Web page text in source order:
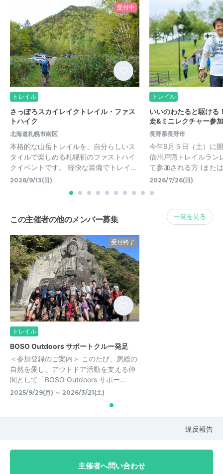
受付中
トレイル
さっぽろスカイレイクトレイル・ファス
トハイク
北海道札幌市南区
本格的な山岳トレイルを、自分らしいス
タイルで楽しめる札幌初のファストハイ
クイベントです。 軽快な装備でトレイ…
2026/9/13(日)
トレイル
いいのわたると駆ける
走&ミニレクチャー参
長野県長野市
今年9月５日（土）に
信州戸隠トレイルラン
て参加される方 (また
2026/7/26(日)
この主催者の他のメンバー募集 一覧を見る
受付終了
トレイル
BOSO Outdoors サポートクルー発足
＜参加登録のご案内＞ このたび、房総の
自然を愛し、アウトドア活動を支える仲
間として「BOSO Outdoors サポー...
2025/9/29(月) ～ 2026/3/21(土)
違反報告
主催者へ問い合わせ